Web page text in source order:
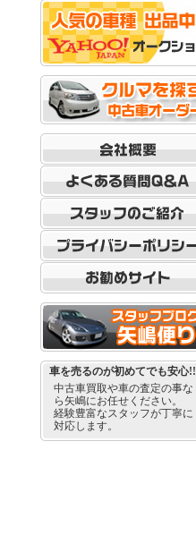
車を売るのが初めてでも安心!!
中古車買取や車の査定の事な
ら矢嶋にお任せください。
経験豊富なスタッフが丁寧に
対応します。